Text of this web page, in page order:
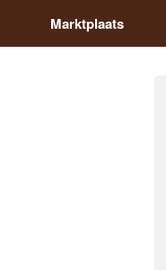
Marktplaats